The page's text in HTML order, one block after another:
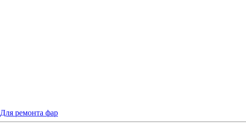
Для ремонта фар